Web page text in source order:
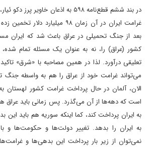
در بند ششم قطع‌نامه ۵۹۸ به اذعان
غرامت ایران در آن زمان ۹۸
بعد از جنگ تحمیلی در عراق باعث شد که ایران
کشور (عراق) را، نه به عنوان یک مسئله تمام
تعلیقی درآورد. لذا در همین مصاحبه با «شرق»
می‌تواند غرامت خود از عراق را هم به واسطه
الان، آلمان در حال پرداخت غرامت کشور
است که دهه‌ها از آن می‌گذرد. پس زمانی باید عراق
به ایران را بدهد. تغییر دولت‌ها و حکومت‌ها
نمی‌توان از زیر بار پرداخت این بدهی‌ها و